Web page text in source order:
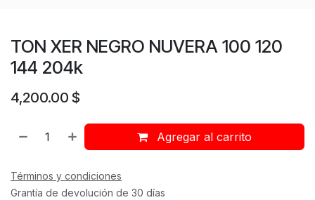
TON XER NEGRO NUVERA 100 120
144 204k
4,200.00 $
Agregar al carrito
Términos y condiciones
Grantía de devolución de 30 días